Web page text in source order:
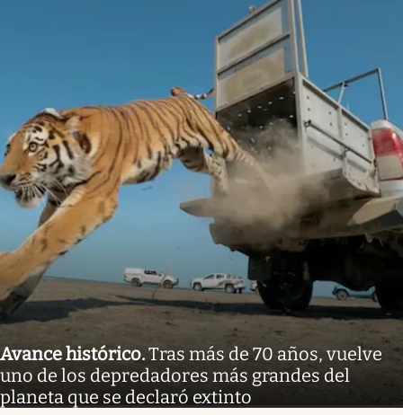
Avance histórico.Tras más de 70 años, vuelve
uno de los depredadores más grandes del
planeta que se declaró extinto